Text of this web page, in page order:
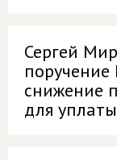
Сергей
снижение
для